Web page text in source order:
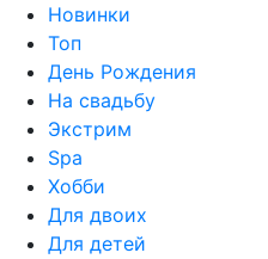
Новинки
Топ
День Рождения
На свадьбу
Экстрим
Spa
Хобби
Для двоих
Для детей